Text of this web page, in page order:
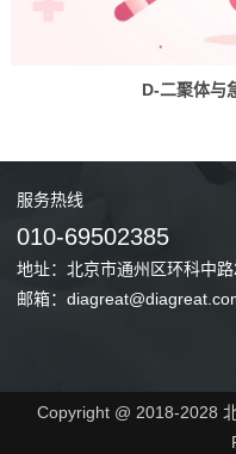
D-二聚体与
服务热线
010-69502385
地址：北京市通州区环科中
邮箱：
Copyright @ 2018-2028